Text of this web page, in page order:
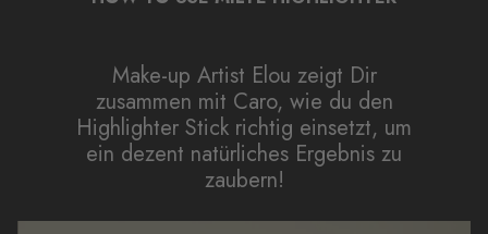
Make-up Artist Elou zeigt Dir
zusammen mit Caro, wie du den
Highlighter Stick richtig einsetzt, um
ein dezent natürliches Ergebnis zu
zaubern!